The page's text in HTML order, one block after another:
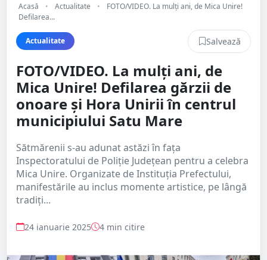
Acasă • Actualitate •
FOTO/VIDEO. La mulți ani, de Mica Unire!
Defilarea...
Actualitate Salvează
FOTO/VIDEO. La mulți ani, de
Mica Unire! Defilarea gărzii de
onoare și Hora Unirii în centrul
municipiului Satu Mare
Sătmărenii s-au adunat astăzi în fața
Inspectoratului de Poliție Județean pentru a celebra
Mica Unire. Organizate de Instituția Prefectului,
manifestările au inclus momente artistice, pe lângă
tradiți...
24 ianuarie 2025 4 min citire